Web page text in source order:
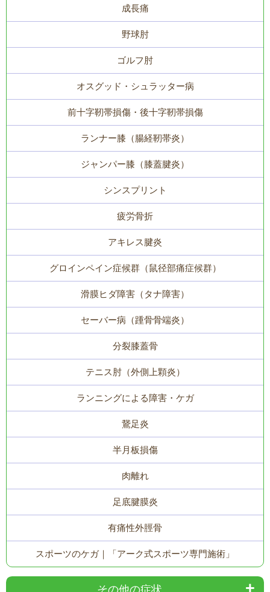
成長痛
野球肘
ゴルフ肘
オスグッド・シュラッター病
前十字靭帯損傷・後十字靭帯損傷
ランナー膝（腸経靭帯炎）
ジャンパー膝（膝蓋腱炎）
シンスプリント
疲労骨折
アキレス腱炎
グロインペイン症候群（鼠径部痛症候群）
滑膜ヒダ障害（タナ障害）
セーバー病（踵骨骨端炎）
分裂膝蓋骨
テニス肘（外側上顆炎）
ランニングによる障害・ケガ
鵞足炎
半月板損傷
肉離れ
足底腱膜炎
有痛性外脛骨
スポーツのケガ｜「アーク式スポーツ専門施術」
その他の症状